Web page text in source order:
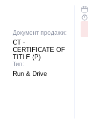
Документ продажи:
CT -
CERTIFICATE OF
TITLE (P)
Тип:
Run & Drive